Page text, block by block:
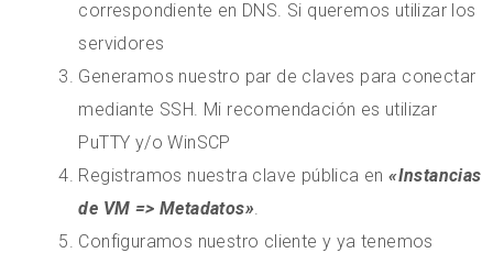
correspondiente en DNS. Si queremos utilizar los
servidores
Generamos nuestro par de claves para conectar
mediante SSH. Mi recomendación es utilizar
PuTTY y/o WinSCP
Registramos nuestra clave pública en«Instancias
de VM => Metadatos».
Configuramos nuestro cliente y ya tenemos